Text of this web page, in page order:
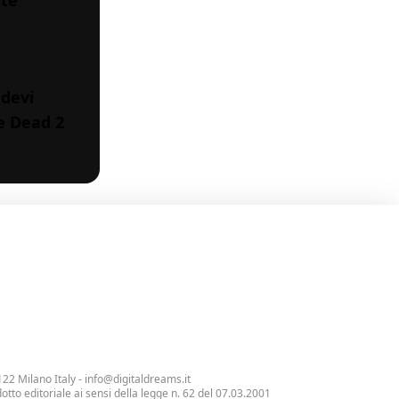
2
Milano Italy - info@digitaldreams.it
editoriale ai sensi della legge n. 62 del 07.03.2001